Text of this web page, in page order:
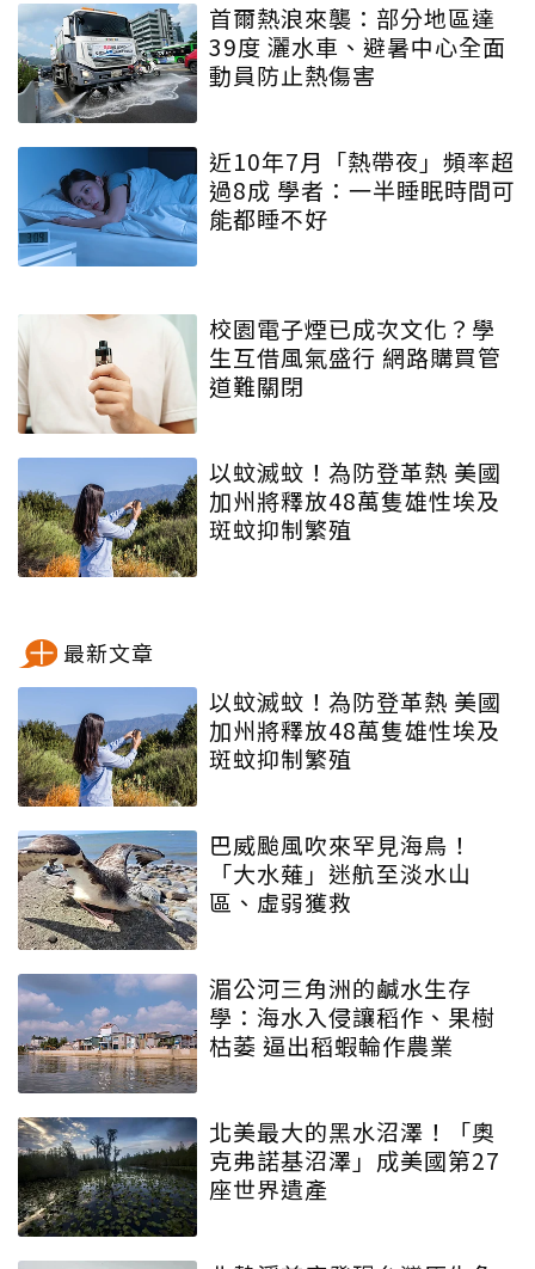
首爾熱浪來襲：部分地區達
39度 灑水車、避暑中心全面
動員防止熱傷害
近10年7月「熱帶夜」頻率超
過8成 學者：一半睡眠時間可
能都睡不好
校園電子煙已成次文化？學
生互借風氣盛行 網路購買管
道難關閉
以蚊滅蚊！為防登革熱 美國
加州將釋放48萬隻雄性埃及
斑蚊抑制繁殖
最新文章
以蚊滅蚊！為防登革熱 美國
加州將釋放48萬隻雄性埃及
斑蚊抑制繁殖
巴威颱風吹來罕見海鳥！
「大水薙」迷航至淡水山
區、虛弱獲救
湄公河三角洲的鹹水生存
學：海水入侵讓稻作、果樹
枯萎 逼出稻蝦輪作農業
北美最大的黑水沼澤！「奧
克弗諾基沼澤」成美國第27
座世界遺產